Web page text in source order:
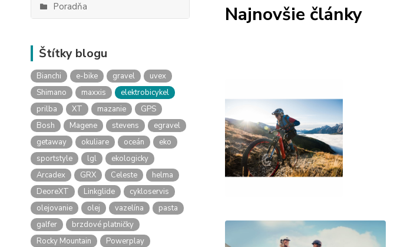
Poradňa
Štítky blogu
Bianchi e-bike gravel
uvex
Shimano
maxxis
elektrobicykel
prilba
XT mazanie
GPS
Bosh
Magene stevens
egravel
getaway
okuliare oceán
eko
sportstyle
lgl
ekologicky
Arcadex
GRX Celeste
helma
DeoreXT
Linkglide
cykloservis
olejovanie
olej vazelína
pasta
galfer
brzdové platničky
Rocky Mountain
Powerplay
Najnovšie články